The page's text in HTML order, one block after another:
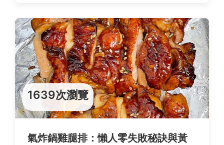
1639次瀏覽
氣炸鍋雞腿排：懶人零失敗秘訣與黃